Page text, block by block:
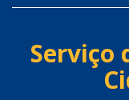
Serviço